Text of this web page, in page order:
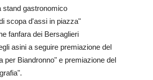
stand gastronomico
scopa d'assi in piazza"
fanfara dei Bersaglieri
asini a seguire premiazione del
per Biandronno" e premiazione del